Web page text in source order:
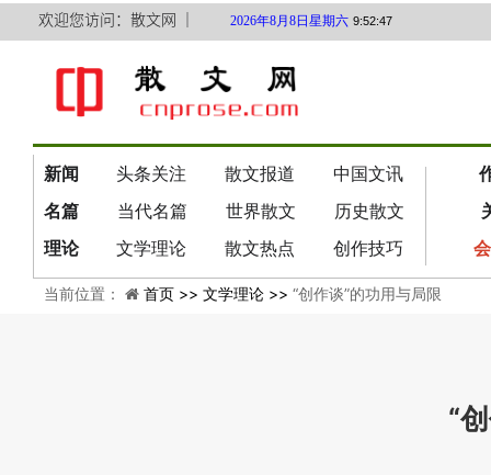
欢迎您访问：散文网 ｜
新闻 头条关注 散文报道 中国文讯
名篇
当代名篇 世界散文 历史散文
理论
文学理论 散文热点 创作技巧
2026年8月8日星期六 9:52:47
当前位置： 首页 >> 文学理论 >> “创作谈”的功用与局限
“